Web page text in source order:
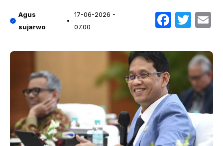
Agus
sujarwo
17-06-2026 -
07.00